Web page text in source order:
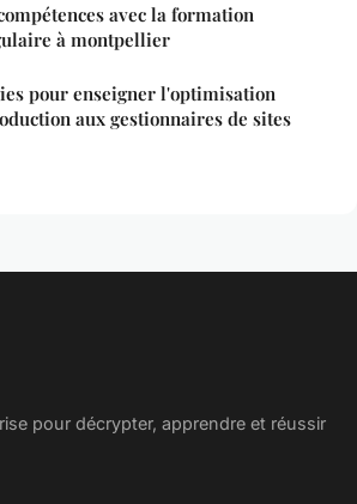
avec la formation
à montpellier
pour enseigner l'optimisation
aux gestionnaires de sites
pour décrypter, apprendre et réussir